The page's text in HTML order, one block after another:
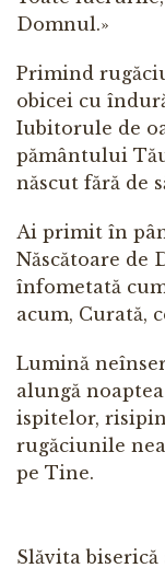
Domnul.»
Primind
obicei cu
Iubitorule de
pământului
născut fără de
Ai primit în
Născătoare de
înfometată
acum, Curată,
Lumină
alungă
ispitelor,
rugăciunile
pe Tine.
Slăvita